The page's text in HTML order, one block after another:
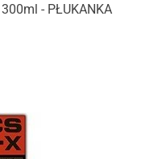
300ml - PŁUKANKA